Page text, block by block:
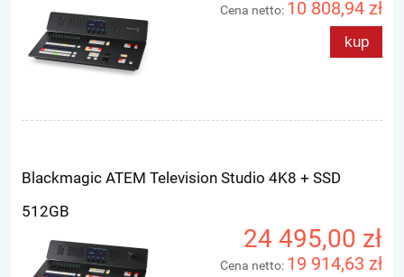
Cena netto: 10 808,94 zł
kup
Blackmagic ATEM Television Studio 4K8 + SSD
512GB
24 495,00 zł
Cena netto: 19 914,63 zł